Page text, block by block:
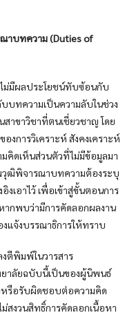
าบทความ (Duties of
มีผลประโยชน์ทับซ้อนกับ
บทความเป็นความลับในช่วง
สาขาวิชาที่ตนเชี่ยวชาญ โดย
การวิเคราะห์ สังคงเคราะห์
มคิดเห็นส่วนตัวที่ไม่มีข้อมูลมา
ฒิพิจารณาบทความต้องระบุ
เอาไว้ เพื่อเข้าสู่ขั้นตอนการ
กพบว่ามีการคัดลอกผลงาน
จ้งบรรณาธิการให้ทราบ
ตีพิมพ์ในวารสาร
าลัยฉบับนี้เป็นของผู้นิพนธ์
หรือรับผิดชอบต่อความคิด
สงวนสิทธิ์การคัดลอกเนื้อหา